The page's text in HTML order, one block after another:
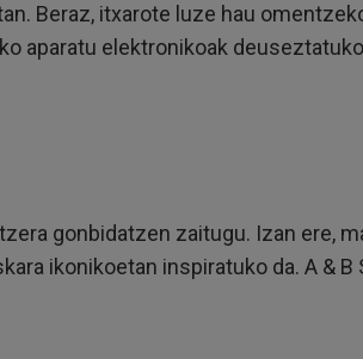
Beraz, itxarote luze hau
aparatu elektronikoak
gonbidatzen zaitugu. Izan ere,
ikonikoetan inspiratuko da. A & B